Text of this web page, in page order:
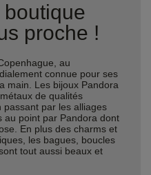
proche !
au
connue pour ses
main. Les bijoux Pandora
de qualités
passant par les alliages
au point par Pandora dont
En plus des charms et
les bagues, boucles
tout aussi beaux et